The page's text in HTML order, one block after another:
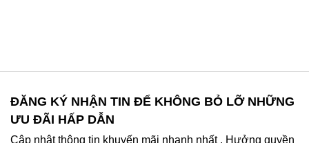
ĐĂNG KÝ NHẬN TIN ĐỂ KHÔNG BỎ LỠ NHỮNG
ƯU ĐÃI HẤP DẪN
Cập nhật thông tin khuyến mãi nhanh nhất . Hưởng quyền